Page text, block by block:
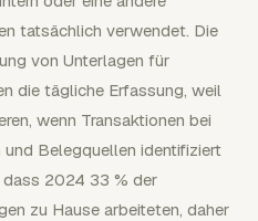
tatsächlich verwendet. Die
von Unterlagen für
die tägliche Erfassung, weil
wenn Transaktionen bei
Belegquellen identifiziert
dass 2024 33 % der
zu Hause arbeiteten, daher